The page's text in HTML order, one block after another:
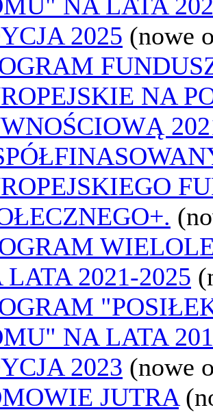
2025 (nowe
NA
LATA 2021-2025
NA LATA
2023 (nowe
JUTRA